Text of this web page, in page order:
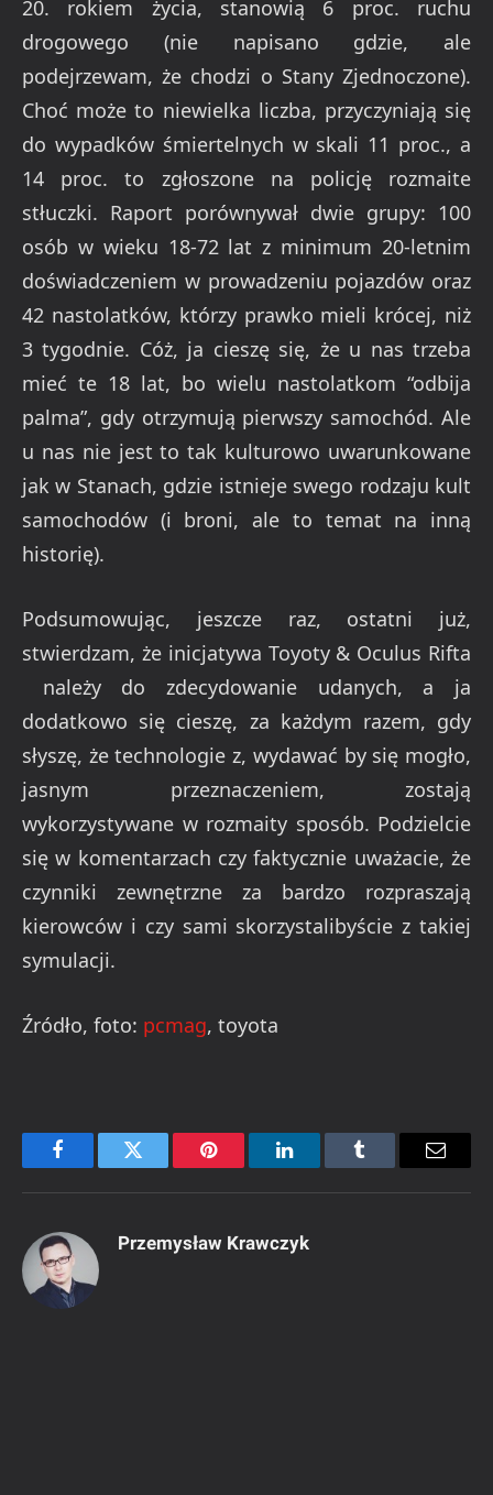
20. rokiem życia, stanowią 6 proc. ruchu
drogowego (nie napisano gdzie, ale
podejrzewam, że chodzi o Stany Zjednoczone).
Choć może to niewielka liczba, przyczyniają się
do wypadków śmiertelnych w skali 11 proc., a
14 proc. to zgłoszone na policję rozmaite
stłuczki. Raport porównywał dwie grupy: 100
osób w wieku 18-72 lat z minimum 20-letnim
doświadczeniem w prowadzeniu pojazdów oraz
42 nastolatków, którzy prawko mieli krócej, niż
3 tygodnie. Cóż, ja cieszę się, że u nas trzeba
mieć te 18 lat, bo wielu nastolatkom “odbija
palma”, gdy otrzymują pierwszy samochód. Ale
u nas nie jest to tak kulturowo uwarunkowane
jak w Stanach, gdzie istnieje swego rodzaju kult
samochodów (i broni, ale to temat na inną
historię).
Podsumowując, jeszcze raz, ostatni już,
stwierdzam, że inicjatywa Toyoty & Oculus Rifta
należy do zdecydowanie udanych, a ja
dodatkowo się cieszę, za każdym razem, gdy
słyszę, że technologie z, wydawać by się mogło,
jasnym przeznaczeniem, zostają
wykorzystywane w rozmaity sposób. Podzielcie
się w komentarzach czy faktycznie uważacie, że
czynniki zewnętrzne za bardzo rozpraszają
kierowców i czy sami skorzystalibyście z takiej
symulacji.
Źródło, foto: pcmag, toyota
FacebookTwitter Pinterest LinkedInTumblr Email
Przemysław Krawczyk